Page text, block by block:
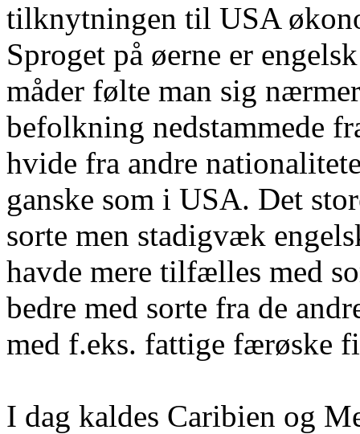
tilknytningen til USA
Sproget på øerne er
måder følte man sig
befolkning nedstammede
hvide fra andre
ganske som i USA. Det
sorte men stadigvæk
havde mere tilfælles med
bedre med sorte fra de
med f.eks. fattige færøske
I dag kaldes Caribien og